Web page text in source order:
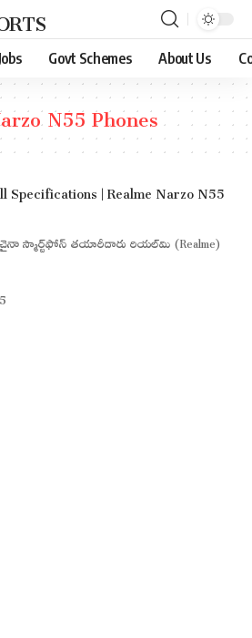
Govt Schemes About Us
N55 Phones
Specifications | Realme Narzo N55
చైనా స్మార్ట్‌ఫోన్ తయారీదారు రియల్‌మి (Realme)